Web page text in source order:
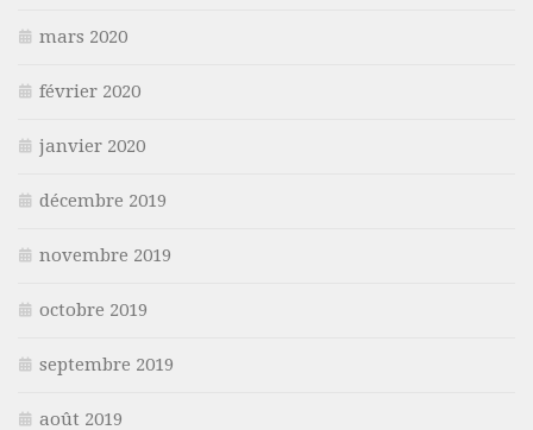
mars 2020
février 2020
janvier 2020
décembre 2019
novembre 2019
octobre 2019
septembre 2019
août 2019